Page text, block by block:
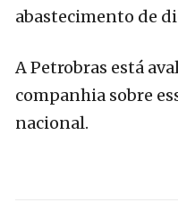
abastecimento de
A Petrobras está
companhia sobre
nacional.